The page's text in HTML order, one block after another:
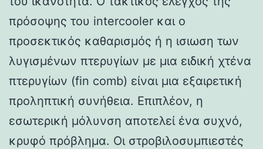
πρόσοψης του intercooler και ο
προσεκτικός καθαρισμός ή η ισιωση των
λυγισμένων πτερυγίων με μια ειδική χτένα
πτερυγίων (fin comb) είναι μια εξαιρετική
προληπτική συνήθεια. Επιπλέον, η
εσωτερική μόλυνση αποτελεί ένα συχνό,
κρυφό πρόβλημα. Οι στροβιλοσυμπιεστές